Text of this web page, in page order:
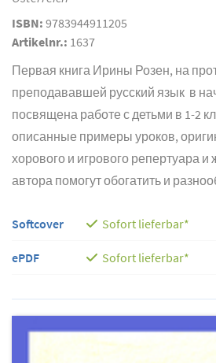
ISBN: 9783944911205
Artikelnr.: 1637
Первая книга Ирины Розен, на
преподававшей русский язык в
посвящена работе с детьми в 1-2
описанные примеры уроков,
хорового и игрового репертуара
автора помогут обогатить и
Softcover Sofort lieferbar*
ePDF Sofort lieferbar*